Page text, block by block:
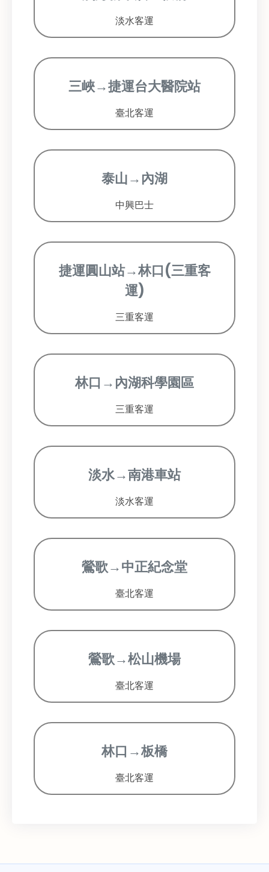
淡水客運
三峽→捷運台大醫院站
臺北客運
泰山→內湖
中興巴士
捷運圓山站→林口(三重客
運)
三重客運
林口→內湖科學園區
三重客運
淡水→南港車站
淡水客運
鶯歌→中正紀念堂
臺北客運
鶯歌→松山機場
臺北客運
林口→板橋
臺北客運